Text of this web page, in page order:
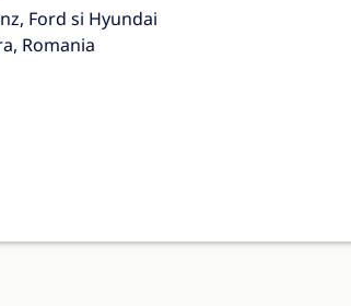
Ford si Hyundai
Romania